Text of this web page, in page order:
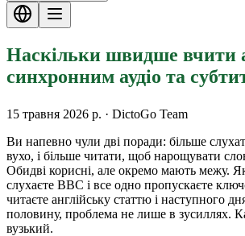
Наскільки швидше вчити
синхронним аудіо та
15 травня 2026 р. · DictoGo Team
Ви напевно чули дві поради: більше
вухо, і більше читати, щоб нарощувати
Обидві корисні, але окремо мають межу.
слухаєте BBC і все одно пропускаєте
читаєте англійську статтю і наступного
половину, проблема не лише в зусиллях.
вузький.